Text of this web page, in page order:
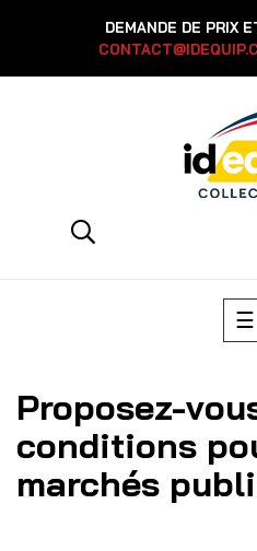
DEMANDE DE PRIX
☰
Proposez-
conditions
marchés